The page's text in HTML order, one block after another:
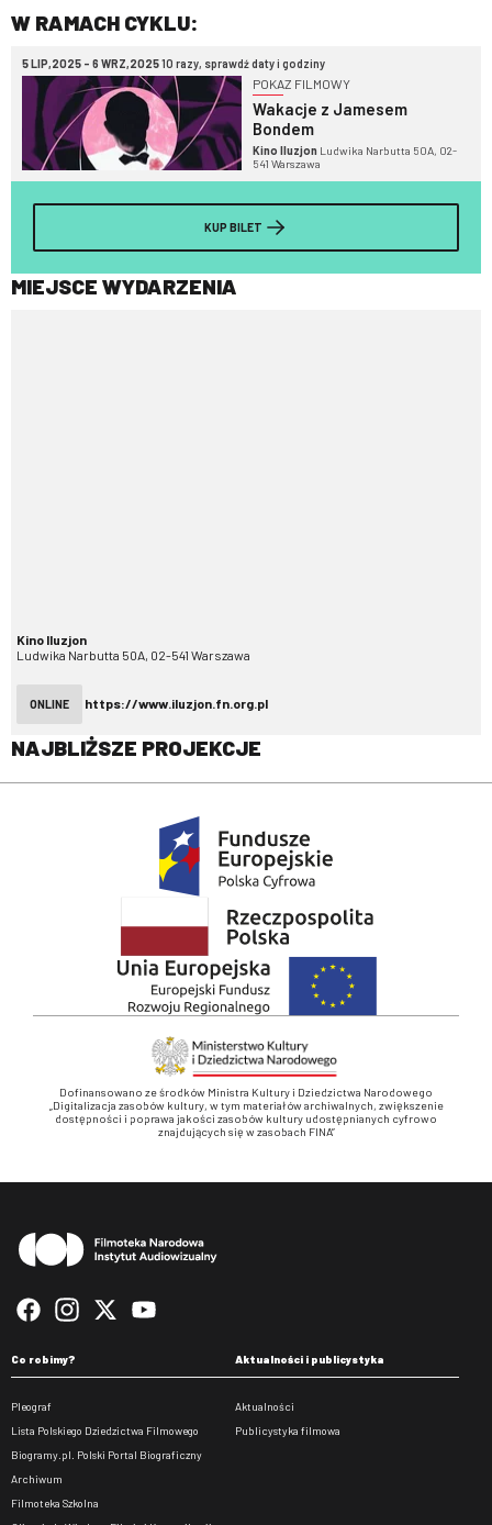
W RAMACH CYKLU:
5 LIP,2025 - 6 WRZ,202510 razy, sprawdź daty i godziny
POKAZ FILMOWY
Wakacje z Jamesem
Bondem
Kino Iluzjon Ludwika Narbutta 50A, 02-
541 Warszawa
KUP BILET
MIEJSCE WYDARZENIA
Kino Iluzjon
Ludwika Narbutta 50A, 02-541 Warszawa
ONLINE https://www.iluzjon.fn.org.pl
NAJBLIŻSZE PROJEKCJE
Dofinansowano ze środków Ministra Kultury i Dziedzictwa Narodowego
„Digitalizacja zasobów kultury, w tym materiałów archiwalnych, zwiększenie
dostępności i poprawa jakości zasobów kultury udostępnianych cyfrowo
znajdujących się w zasobach FINA”
Co robimy?
Pleograf
Lista Polskiego Dziedzictwa Filmowego
Biogramy.pl. Polski Portal Biograficzny
Archiwum
Filmoteka Szkolna
Aktualności i publicystyka
Aktualności
Publicystyka filmowa